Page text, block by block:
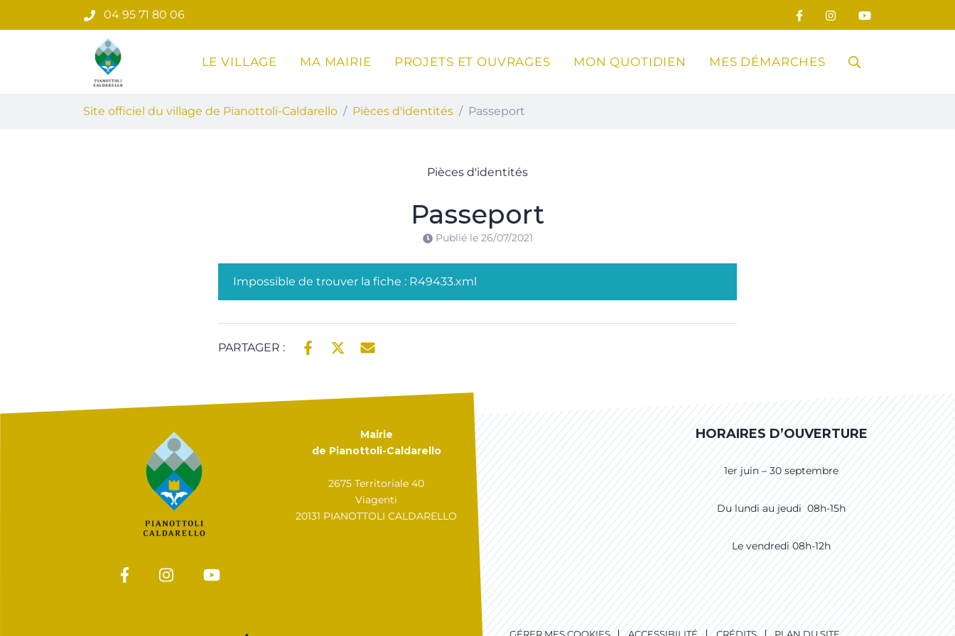
au
04 95 71 80 06
Site officiel du village de Pianottoli-Caldarello
LE VILLAGE MA MAIRIE PROJETS ET OUVRAGES MON QUOTIDIEN MES DÉMARCHES RECHERCHE
Site officiel du village de Pianottoli-Caldarello Pièces d'identités Passeport
Pièces d'identités
Passeport
Publié le 26/07/2021
Impossible de trouver la fiche : R49433.xml
PARTAGER :
Mairie
de Pianottoli-Caldarello
2675 Territoriale 40
Viagenti
20131 PIANOTTOLI CALDARELLO
HORAIRES D’OUVERTURE
1er juin – 30 septembre
Du lundi au jeudi 08h-15h
Le vendredi 08h-12h